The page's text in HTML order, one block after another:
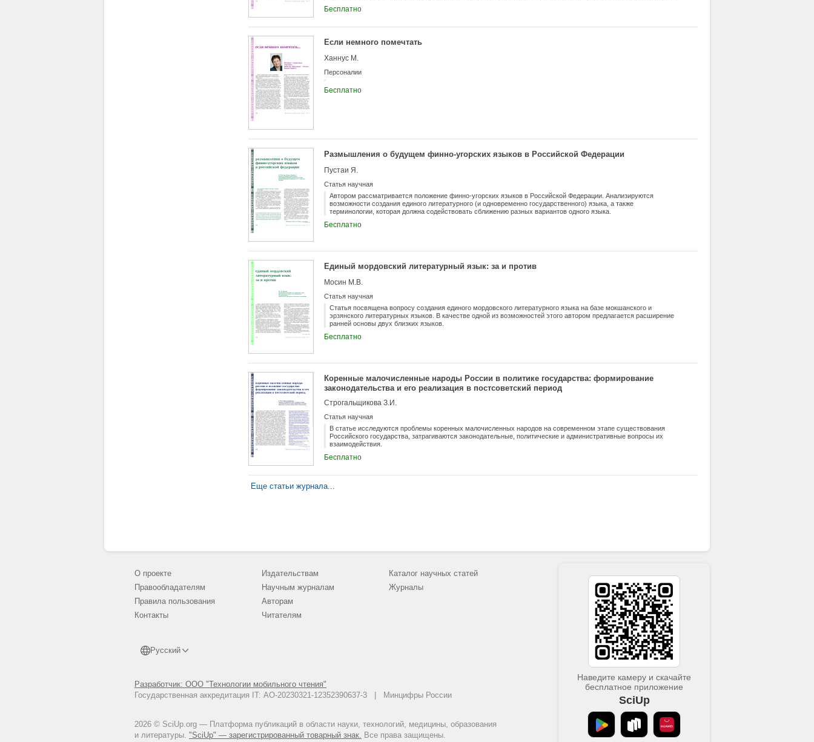
которую призваны сыграть в этом конгрессы.
Бесплатно
Если немного помечтать
Ханнус М.
Персоналии
Бесплатно
Размышления о будущем финно-угорских языков в Российской Федерации
Пустаи Я.
Статья научная
Автором рассматривается положение финно-угорских языков в Российской Федерации. Анализируются
возможности создания единого литературного (и одновременно государственного) языка, а также
терминологии, которая должна содействовать сближению разных вариантов одного языка.
Бесплатно
Единый мордовский литературный язык: за и против
Мосин М.В.
Статья научная
Статья посвящена вопросу создания единого мордовского литературного языка на базе мокшанского и
эрзянского литературных языков. В качестве одной из возможностей этого автором предлагается расширение
ранней основы двух близких языков.
Бесплатно
Коренные малочисленные народы России в политике государства: формирование
законодательства и его реализация в постсоветский период
Строгальщикова З.И.
Статья научная
В статье исследуются проблемы коренных малочисленных народов на современном этапе существования
Российского государства, затрагиваются законодательные, политические и административные вопросы их
взаимодействия.
Бесплатно
Еще статьи журнала...
О проекте
Правообладателям
Правила пользования
Контакты
Русский
Разработчик: ООО "Технологии мобильного чтения"
Государственная аккредитация IT: АО-20230321-12352390637-3 | Минцифры России
2026 © SciUp.org — Платформа публикаций в области науки, технологий, медицины, образования
и литературы. "SciUp" — зарегистрированный товарный знак. Все права защищены.
Издательствам
Научным журналам
Авторам
Читателям
Каталог научных статей
Журналы
Наведите камеру и скачайте
бесплатное приложение
SciUp